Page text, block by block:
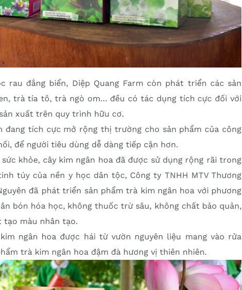
rau đắng biển, Diệp Quang Farm còn phát triển các sản
trà tía tô, trà ngò om… đều có tác dụng tích cực đối với
xuất trên quy trình hữu cơ.
đang tích cực mở rộng thị trường cho sản phẩm của công
để người tiêu dùng dễ dàng tiếp cận hơn.
khỏe, cây kim ngân hoa đã được sử dụng rộng rãi trong
túy của nền y học dân tộc, Công ty TNHH MTV Thương
đã phát triển sản phẩm trà kim ngân hoa với phương
bón hóa học, không thuốc trừ sâu, không chất bảo quản,
tạo màu nhân tạo.
ngân hoa được hái từ vườn nguyên liệu mang vào rửa
trà kim ngân hoa đậm đà hương vị thiên nhiên.